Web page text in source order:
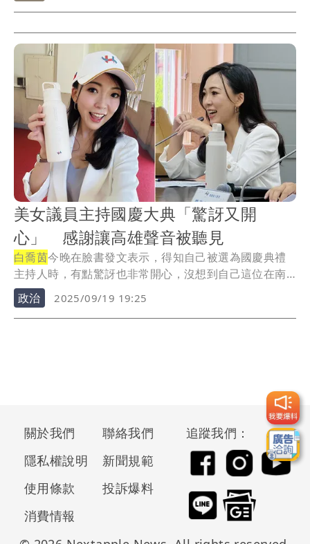
美女議員主持國慶大典「驚訝又開
心」 感謝讓高雄聲音被聽見
白喬茵今晚在臉書發文表示，得知自己被選為國慶典禮
主持人時，有點驚訝也非常開心，沒想到自己這位在南
部生...
政治 2025/09/19 19:25
關於我們
聯絡我們
隱私權說明
新聞規範
使用條款
投訴爆料
消費情報
追蹤我們：